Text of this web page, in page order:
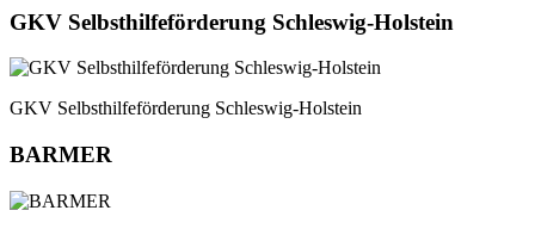
GKV Selbsthilfeförderung Schleswig-Holstein
GKV Selbsthilfeförderung Schleswig-Holstein
BARMER